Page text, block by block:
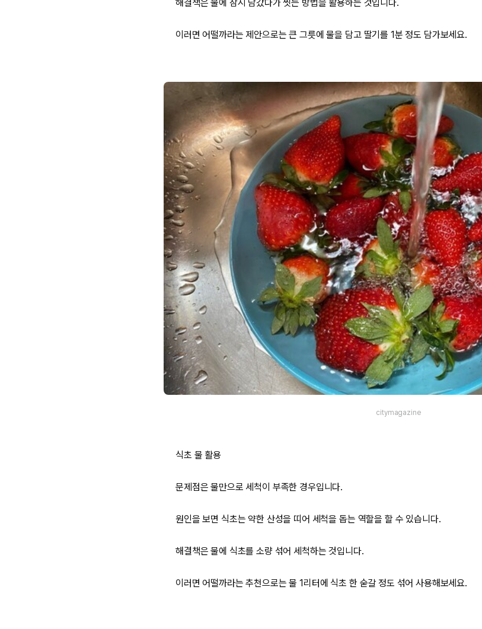
해결책은 물에 잠시 담갔다가 씻는 방법을 활용하는 것입니다.
이러면 어떨까라는 제안으로는 큰 그릇에 물을 담고 딸기를 1분 정도 담가보세요.
citymagazine
식초 물 활용
문제점은 물만으로 세척이 부족한 경우입니다.
원인을 보면 식초는 약한 산성을 띠어 세척을 돕는 역할을 할 수 있습니다.
해결책은 물에 식초를 소량 섞어 세척하는 것입니다.
이러면 어떨까라는 추천으로는 물 1리터에 식초 한 숟갈 정도 섞어 사용해보세요.